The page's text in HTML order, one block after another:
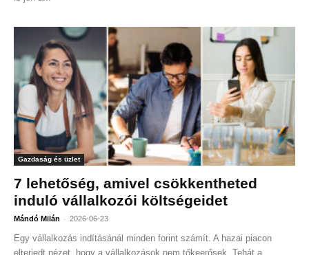
Gazdaság és üzlet
7 lehetőség, amivel csökkentheted
induló vállalkozói költségeidet
Mándó Milán - 2026-06-23
Egy vállalkozás indításánál minden forint számít. A hazai piacon
elterjedt nézet, hogy a vállalkozások nem tőkeerősek. Tehát a